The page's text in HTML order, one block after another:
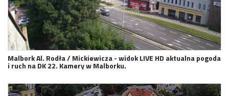
Malbork Al. Rodła / Mickiewicza - widok LIVE HD aktualna pogoda
i ruch na DK 22. Kamery w Malborku.